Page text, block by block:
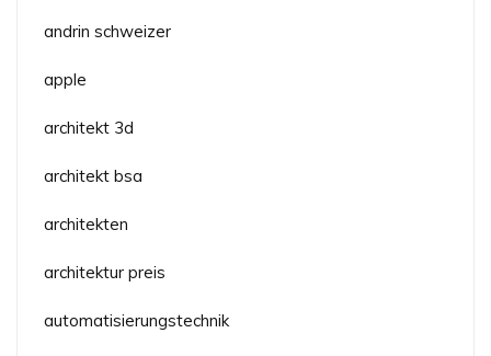
andrin schweizer
apple
architekt 3d
architekt bsa
architekten
architektur preis
automatisierungstechnik